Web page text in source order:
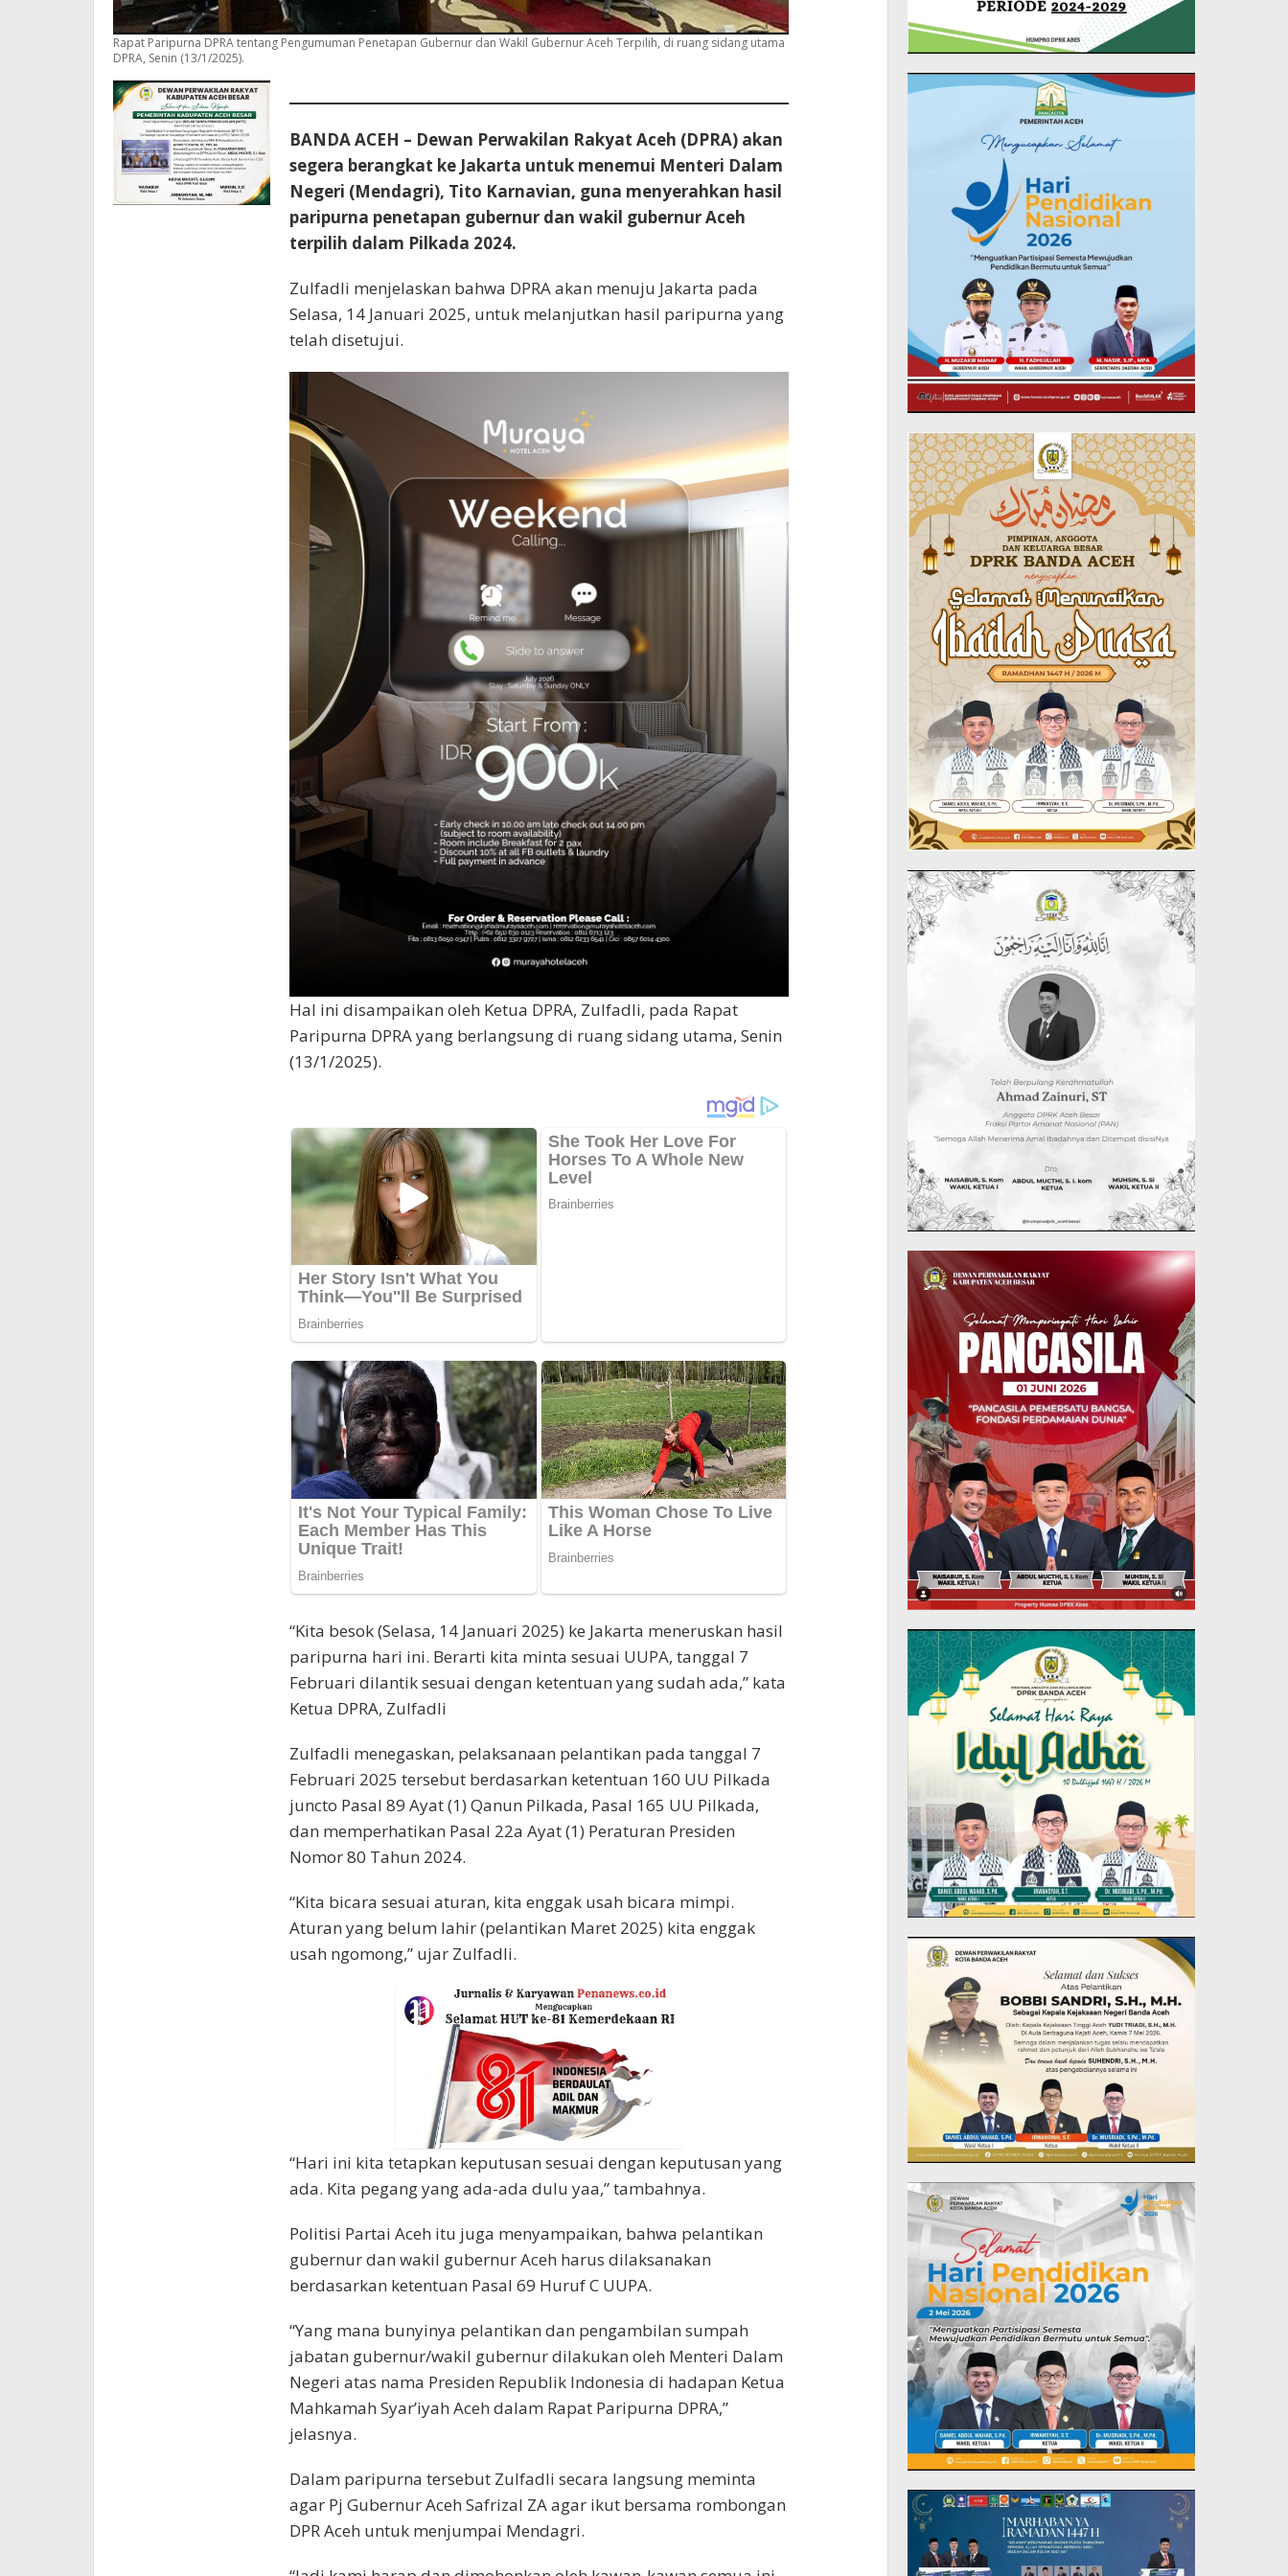
Rapat Paripurna DPRA tentang Pengumuman Penetapan Gubernur dan Wakil Gubernur Aceh Terpilih, di ruang sidang utama
DPRA, Senin (13/1/2025).
BANDA ACEH – Dewan Perwakilan Rakyat Aceh (DPRA) akan
segera berangkat ke Jakarta untuk menemui Menteri Dalam
Negeri (Mendagri), Tito Karnavian, guna menyerahkan hasil
paripurna penetapan gubernur dan wakil gubernur Aceh
terpilih dalam Pilkada 2024.
Zulfadli menjelaskan bahwa DPRA akan menuju Jakarta pada
Selasa, 14 Januari 2025, untuk melanjutkan hasil paripurna yang
telah disetujui.
Hal ini disampaikan oleh Ketua DPRA, Zulfadli, pada Rapat
Paripurna DPRA yang berlangsung di ruang sidang utama, Senin
(13/1/2025).
“Kita besok (Selasa, 14 Januari 2025) ke Jakarta meneruskan hasil
paripurna hari ini. Berarti kita minta sesuai UUPA, tanggal 7
Februari dilantik sesuai dengan ketentuan yang sudah ada,” kata
Ketua DPRA, Zulfadli
Zulfadli menegaskan, pelaksanaan pelantikan pada tanggal 7
Februari 2025 tersebut berdasarkan ketentuan 160 UU Pilkada
juncto Pasal 89 Ayat (1) Qanun Pilkada, Pasal 165 UU Pilkada,
dan memperhatikan Pasal 22a Ayat (1) Peraturan Presiden
Nomor 80 Tahun 2024.
“Kita bicara sesuai aturan, kita enggak usah bicara mimpi.
Aturan yang belum lahir (pelantikan Maret 2025) kita enggak
usah ngomong,” ujar Zulfadli.
“Hari ini kita tetapkan keputusan sesuai dengan keputusan yang
ada. Kita pegang yang ada-ada dulu yaa,” tambahnya.
Politisi Partai Aceh itu juga menyampaikan, bahwa pelantikan
gubernur dan wakil gubernur Aceh harus dilaksanakan
berdasarkan ketentuan Pasal 69 Huruf C UUPA.
“Yang mana bunyinya pelantikan dan pengambilan sumpah
jabatan gubernur/wakil gubernur dilakukan oleh Menteri Dalam
Negeri atas nama Presiden Republik Indonesia di hadapan Ketua
Mahkamah Syar’iyah Aceh dalam Rapat Paripurna DPRA,”
jelasnya.
Dalam paripurna tersebut Zulfadli secara langsung meminta
agar Pj Gubernur Aceh Safrizal ZA agar ikut bersama rombongan
DPR Aceh untuk menjumpai Mendagri.